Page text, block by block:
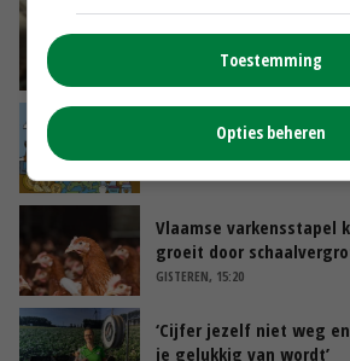
‘Samenwerking A-ware
GISTEREN, 16:01
Internationale vraag
groot: Nederland in
Vlaamse varkensstapel
groeit door
GISTEREN, 15:20
‘Cijfer jezelf niet weg
je gelukkig van wordt’
Toestemming
Opties beheren